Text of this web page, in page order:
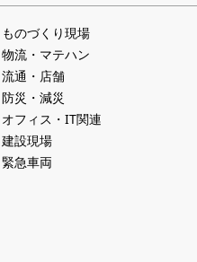
ものづくり現場
物流・マテハン
流通・店舗
防災・減災
オフィス・IT関連
建設現場
緊急車両